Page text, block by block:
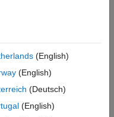
웨어 프로토콜 지원을 위한
이 되었습니까?
(English)
(English)
(Deutsch)
(English)